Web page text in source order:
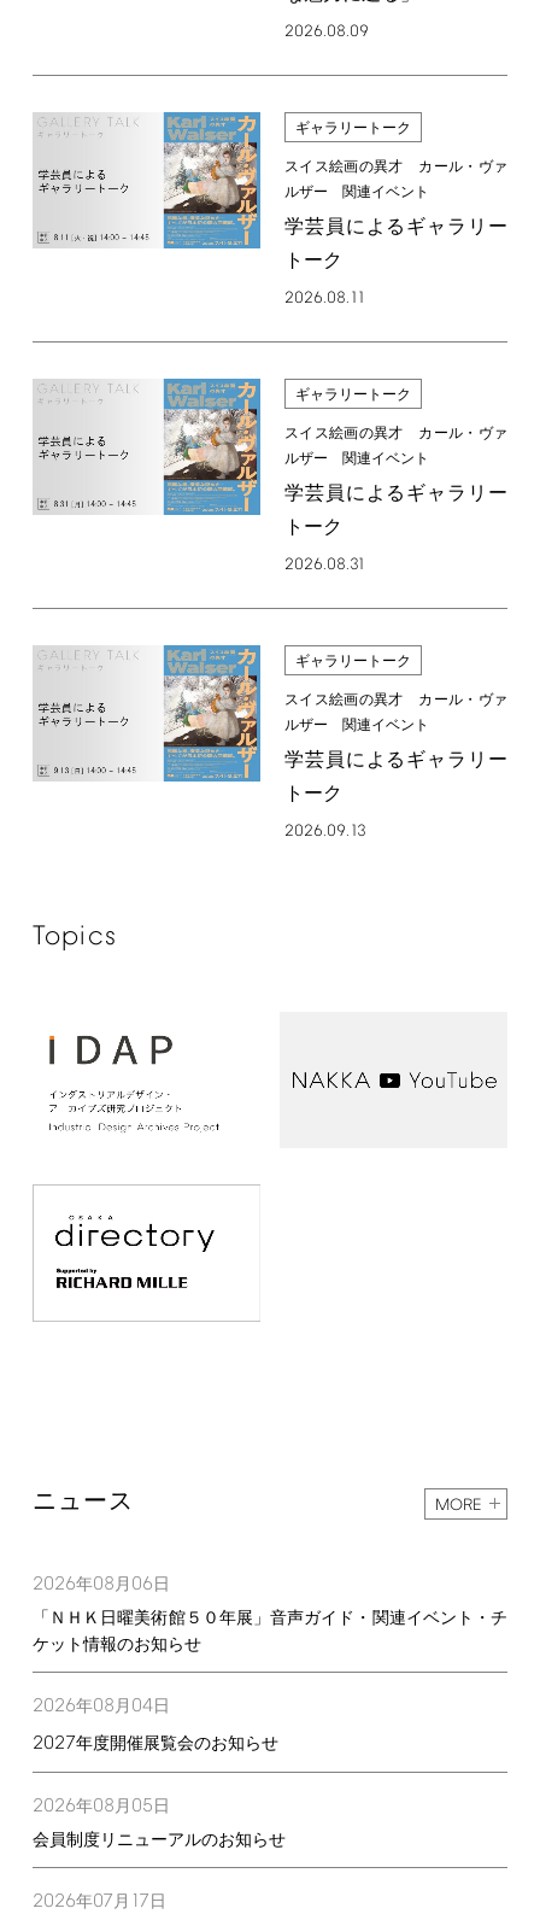
2026.08.09
ギャラリートーク
スイス絵画の異才 カール・ヴァ
ルザー 関連イベント
学芸員によるギャラリー
トーク
2026.08.11
ギャラリートーク
スイス絵画の異才 カール・ヴァ
ルザー 関連イベント
学芸員によるギャラリー
トーク
2026.08.31
ギャラリートーク
スイス絵画の異才 カール・ヴァ
ルザー 関連イベント
学芸員によるギャラリー
トーク
2026.09.13
Topics
ニュース MORE
2026年08月 06日
「ＮＨＫ日曜美術館５０年展」音声ガイド・関連イベント・チ
ケット情報のお知らせ
2026年08月 04日
2027年度開催展覧会のお知らせ
2026年08月 05日
会員制度リニューアルのお知らせ
2026年07月 17日